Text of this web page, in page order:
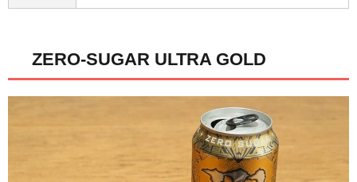
ZERO-SUGAR ULTRA GOLD